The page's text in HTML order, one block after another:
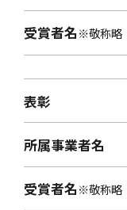
受賞者名※敬称略
表彰
所属事業者名
受賞者名※敬称略